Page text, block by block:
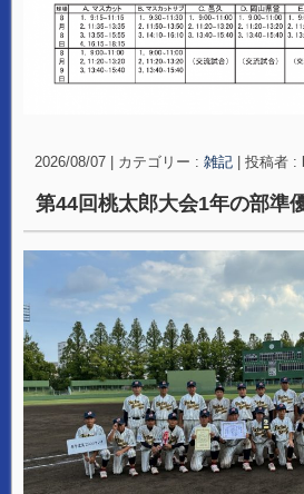
2026/08/07 カテゴリー : 雑記 投稿者 :
第44回桃太郎大会1年の部準